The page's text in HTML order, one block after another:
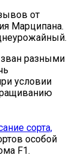
от
Марципана.
разными
условии
сорта,
особой
F1.